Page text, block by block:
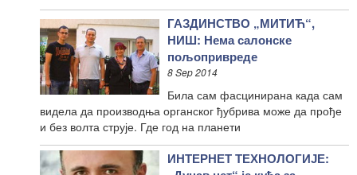
ГАЗДИНСТВО „МИТИЋ“,
НИШ: Нема салонске
пољопривреде
8 Sep 2014
Била сам фасцинирана када сам
видела да производња органског ђубрива може да прође
и без волта струје. Где год на планети
ИНТЕРНЕТ ТЕХНОЛОГИЈЕ: